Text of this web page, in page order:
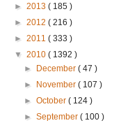
► 2013 ( 185 )
► 2012 ( 216 )
► 2011 ( 333 )
▼ 2010 ( 1392 )
►
December( 47 )
►
November( 107 )
►October( 124 )
►September( 100 )